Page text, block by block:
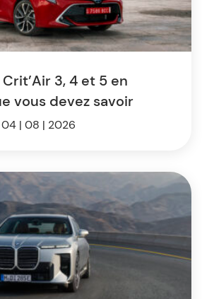
3, 4 et 5 en
vous devez savoir
04 | 08 | 2026